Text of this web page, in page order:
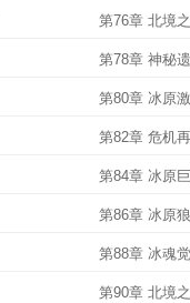
第76章 北境
第78章 神秘
第80章 冰原
第82章 危机
第84章 冰原
第86章 冰原
第88章 冰魂
第90章 北境